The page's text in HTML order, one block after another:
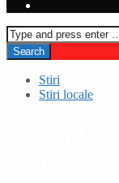
Stiri
Stiri locale